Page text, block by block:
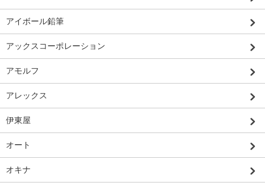
アイボール鉛筆
アックスコーポレーション
アモルフ
アレックス
伊東屋
オート
オキナ